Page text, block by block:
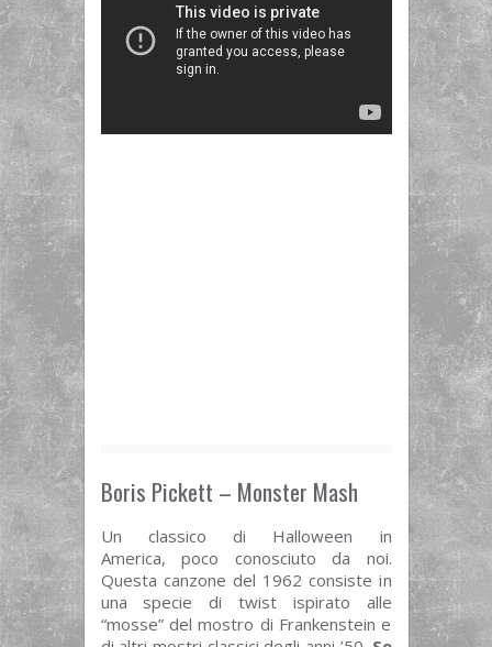
Boris Pickett – Monster Mash
Un classico di Halloween in
America, poco conosciuto da noi.
Questa canzone del 1962 consiste in
una specie di twist ispirato alle
“mosse” del mostro di Frankenstein e